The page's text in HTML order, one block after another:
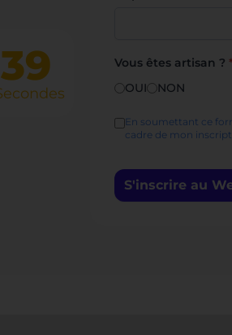
38 Vous êtes artisan ? *
OUI
NON
En soumettant ce
cadre de mon
S'inscrire au